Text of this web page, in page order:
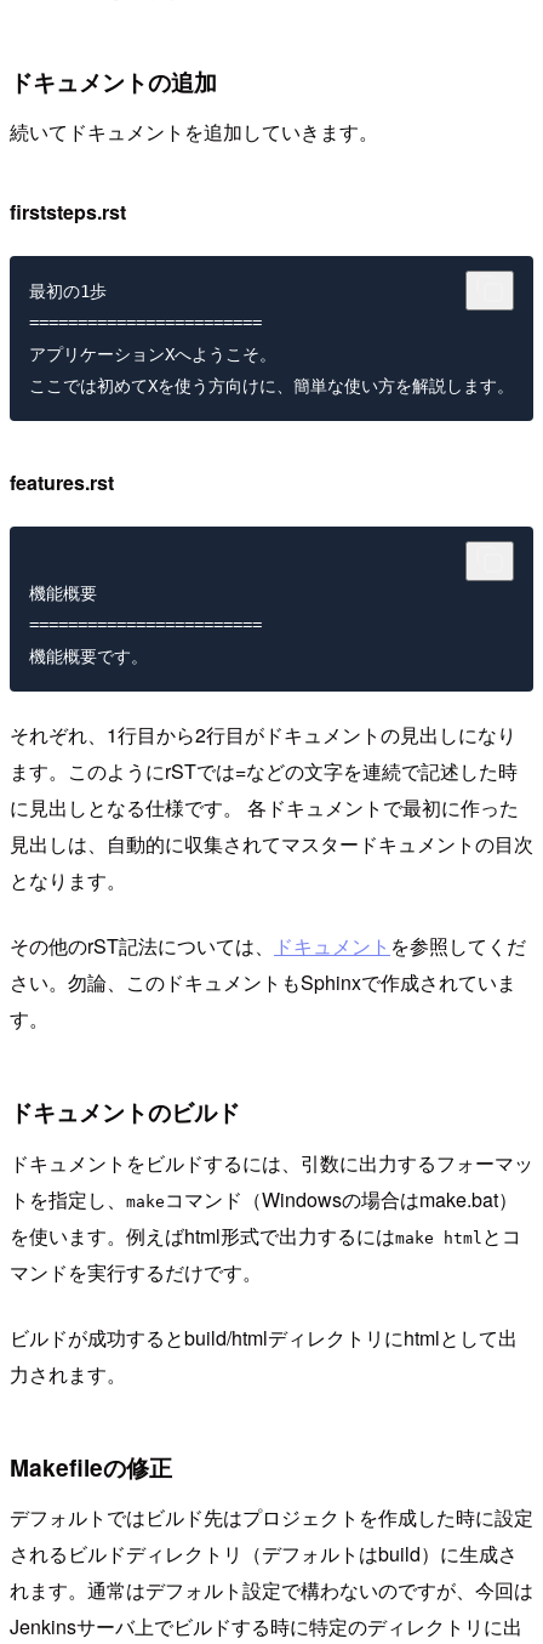
ドキュメントの追加
続いてドキュメントを追加していきます。
firststeps.rst
最初の1歩
========================
アプリケーションXへようこそ。
features.rst
機能概要
========================
それぞれ、1行目から2行目がドキュメントの見出しになり
ます。このようにrSTでは=などの文字を連続で記述した時
に見出しとなる仕様です。 各ドキュメントで最初に作った
見出しは、自動的に収集されてマスタードキュメントの目次
となります。
その他のrST記法については、 ドキュメント を参照してくだ
さい。勿論、このドキュメントもSphinxで作成されていま
す。
ドキュメントのビルド
ドキュメントをビルドするには、引数に出力するフォーマッ
トを指定し、
make コマンド（Windowsの場合はmake.bat）
を使います。例えばhtml形式で出力するにはmake html とコ
マンドを実行するだけです。
ビルドが成功するとbuild/htmlディレクトリにhtmlとして出
力されます。
Makefileの修正
デフォルトではビルド先はプロジェクトを作成した時に設定
されるビルドディレクトリ（デフォルトはbuild）に生成さ
れます。通常はデフォルト設定で構わないのですが、今回は
Jenkinsサーバ上でビルドする時に特定のディレクトリに出